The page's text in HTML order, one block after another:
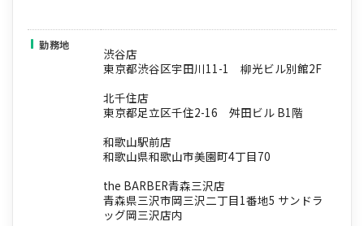
勤務地
渋谷店
東京都渋谷区宇田川11-1 柳光ビル別館2F
北千住店
東京都足立区千住2-16 舛田ビル B1階
和歌山駅前店
和歌山県和歌山市美園町4丁目70
the BARBER青森三沢店
青森県三沢市岡三沢二丁目1番地5 サンドラ
ッグ岡三沢店内